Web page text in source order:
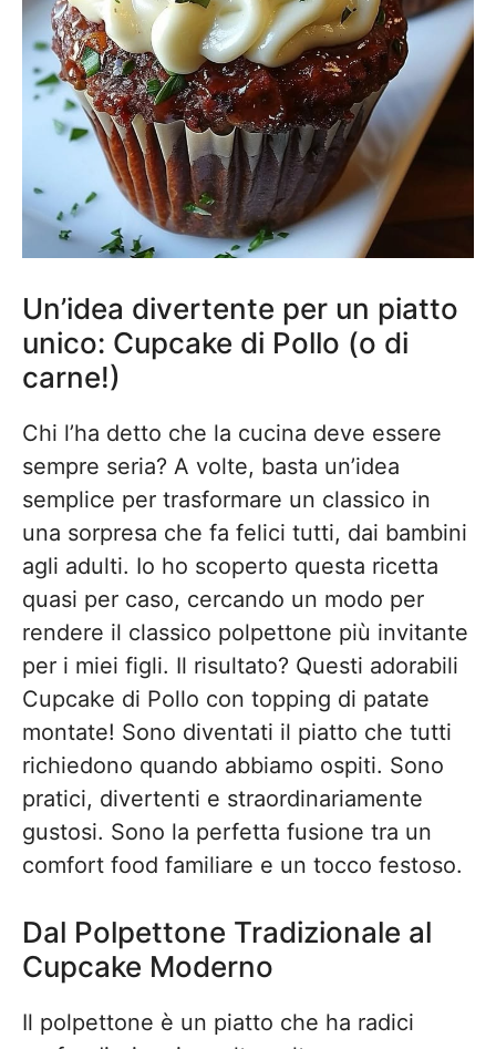
Un’idea divertente per un piatto
unico: Cupcake di Pollo (o di
carne!)
Chi l’ha detto che la cucina deve essere
sempre seria? A volte, basta un’idea
semplice per trasformare un classico in
una sorpresa che fa felici tutti, dai bambini
agli adulti. Io ho scoperto questa ricetta
quasi per caso, cercando un modo per
rendere il classico polpettone più invitante
per i miei figli. Il risultato? Questi adorabili
Cupcake di Pollo con topping di patate
montate! Sono diventati il piatto che tutti
richiedono quando abbiamo ospiti. Sono
pratici, divertenti e straordinariamente
gustosi. Sono la perfetta fusione tra un
comfort food familiare e un tocco festoso.
Dal Polpettone Tradizionale al
Cupcake Moderno
Il polpettone è un piatto che ha radici